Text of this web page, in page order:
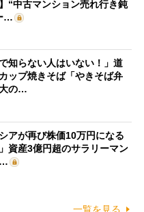
“中古マンション売れ行き鈍
…
で知らない人はいない！」道
ップ焼きそば「やきそば弁
の…
シアが再び株価10万円になる
資産3億円超のサラリーマン
…
一覧を見る